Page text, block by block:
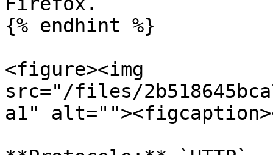
{% endhint %}
<figure><img
src="/files/
a1"